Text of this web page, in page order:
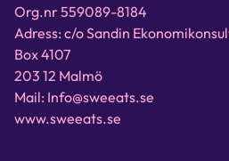
Org.nr 559089-8184
Adress: c/o Sandin
Box 4107
203 12 Malmö
Mail: Info@sweeats.se
www.sweeats.se